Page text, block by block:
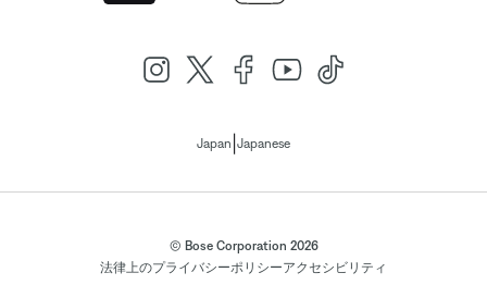
Japan Japanese
© Bose Corporation 2026
法律上のプライバシーポリシーアクセシビリティ